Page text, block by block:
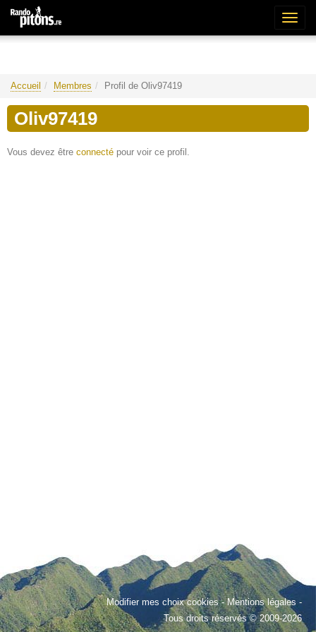
Accueil Membres Profil de Oliv97419
Oliv97419
Vous devez être connecté pour voir ce profil.
Modifier mes choix cookies-Mentions légales -
Tous droits réservés © 2009-2026